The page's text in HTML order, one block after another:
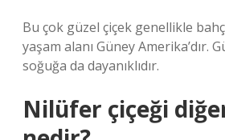
Bu çok güzel çiçek genellikle
yaşam alanı Güney Amerika’dır.
soğuğa da dayanıklıdır.
Nilüfer çiçeği